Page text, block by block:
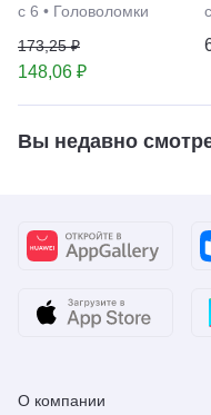
с 6 • Головоломки
173,25 ₽
148,06 ₽
Вы недавно
О компании